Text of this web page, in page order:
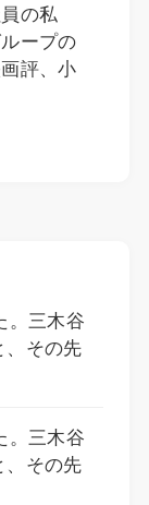
の私
ープの
評、小
。三木谷
、その先
。三木谷
、その先